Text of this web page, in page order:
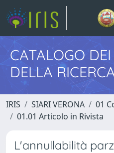
CATALOGO
DELLA
IRIS SIARI VERONA
01
01.01 Articolo in Rivista
L'annullabilità